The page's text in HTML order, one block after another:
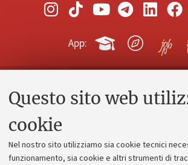
Questo sito web
cookie
Nel nostro sito utilizziamo sia cookie tecnici
funzionamento, sia cookie e altri strumenti di
App:
Contatti e PEC
Alumni community